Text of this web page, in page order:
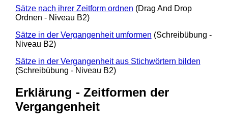
Sätze nach ihrer Zeitform ordnen (Drag And Drop
Ordnen - Niveau B2)
Sätze in der Vergangenheit umformen (Schreibübung -
Niveau B2)
Sätze in der Vergangenheit aus Stichwörtern bilden
(Schreibübung - Niveau B2)
Erklärung - Zeitformen der
Vergangenheit